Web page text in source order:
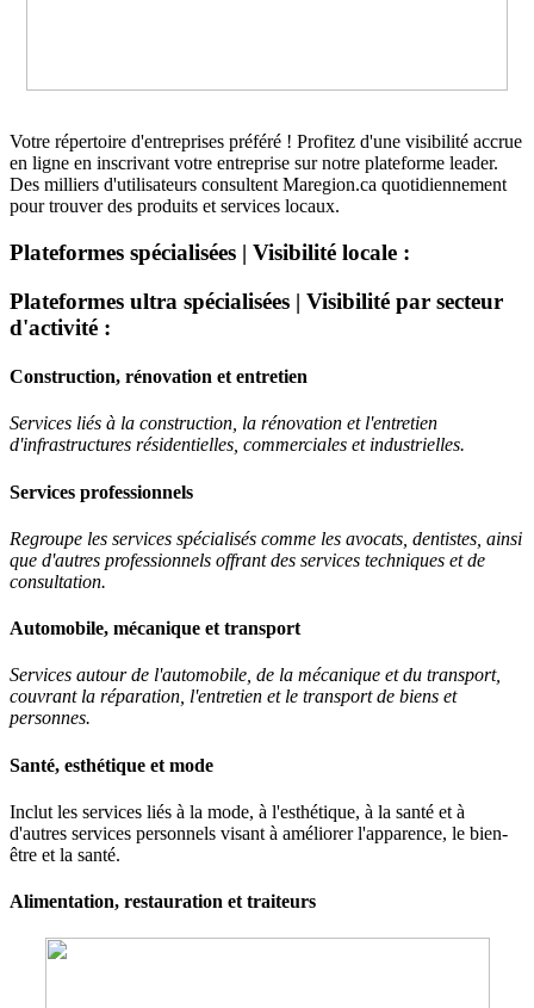
Votre répertoire d'entreprises préféré ! Profitez d'une visibilité accrue
en ligne en inscrivant votre entreprise sur notre plateforme leader.
Des milliers d'utilisateurs consultent Maregion.ca quotidiennement
pour trouver des produits et services locaux.
Plateformes spécialisées | Visibilité locale :
Plateformes ultra spécialisées | Visibilité par secteur
d'activité :
Construction, rénovation et entretien
Services liés à la construction, la rénovation et l'entretien
d'infrastructures résidentielles, commerciales et industrielles.
Services professionnels
Regroupe les services spécialisés comme les avocats, dentistes, ainsi
que d'autres professionnels offrant des services techniques et de
consultation.
Automobile, mécanique et transport
Services autour de l'automobile, de la mécanique et du transport,
couvrant la réparation, l'entretien et le transport de biens et
personnes.
Santé, esthétique et mode
Inclut les services liés à la mode, à l'esthétique, à la santé et à
d'autres services personnels visant à améliorer l'apparence, le bien-
être et la santé.
Alimentation, restauration et traiteurs